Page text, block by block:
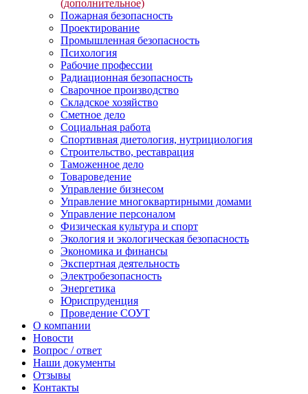
(дополнительное)
Пожарная безопасность
Проектирование
Промышленная безопасность
Психология
Рабочие профессии
Радиационная безопасность
Сварочное производство
Складское хозяйство
Сметное дело
Социальная работа
Спортивная диетология, нутрициология
Строительство, реставрация
Таможенное дело
Товароведение
Управление бизнесом
Управление многоквартирными домами
Управление персоналом
Физическая культура и спорт
Экология и экологическая безопасность
Экономика и финансы
Экспертная деятельность
Электробезопасность
Энергетика
Юриспруденция
Проведение СОУТ
О компании
Новости
Вопрос / ответ
Наши документы
Отзывы
Контакты